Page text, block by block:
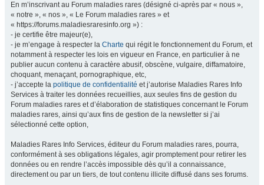
En m’inscrivant au Forum maladies rares (désigné ci-après par « nous »,
« notre », « nos », « Le Forum maladies rares » et
« https://forums.maladiesraresinfo.org ») :
- je certifie être majeur(e),
- je m’engage à respecter la Charte qui régit le fonctionnement du Forum, et
notamment à respecter les lois en vigueur en France, en particulier à ne
publier aucun contenu à caractère abusif, obscène, vulgaire, diffamatoire,
choquant, menaçant, pornographique, etc,
- j’accepte la politique de confidentialité et j’autorise Maladies Rares Info
Services à traiter les données recueillies, aux seules fins de gestion du
Forum maladies rares et d’élaboration de statistiques concernant le Forum
maladies rares, ainsi qu’aux fins de gestion de la newsletter si j’ai
sélectionné cette option,
Maladies Rares Info Services, éditeur du Forum maladies rares, pourra,
conformément à ses obligations légales, agir promptement pour retirer les
données ou en rendre l’accès impossible dès qu’il a connaissance,
directement ou par un tiers, de tout contenu illicite diffusé dans ses forums.